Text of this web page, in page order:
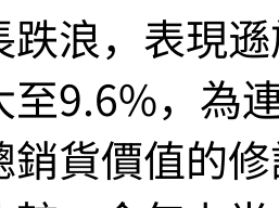
跌浪，表現
至9.6%，為
銷貨價值的